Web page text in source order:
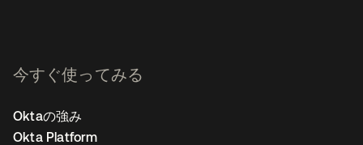
今すぐ使ってみる
Oktaの強み
Okta Platform